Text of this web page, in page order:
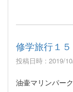
修学旅行１５
投稿日時 : 2019/
油壷マリンパー